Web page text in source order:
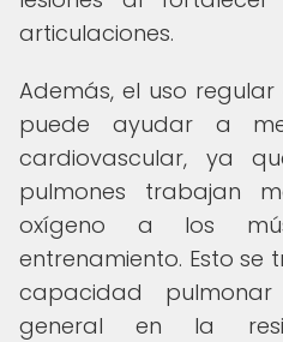
articulaciones.
Además, el uso
puede ayudar a
cardiovascular, ya
pulmones trabajan
oxígeno a los
entrenamiento. Esto se
capacidad
general en la